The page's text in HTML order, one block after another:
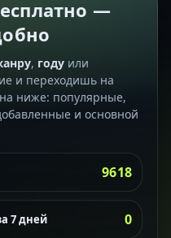
—
, году или
и переходишь на
ниже: популярные,
и основной
9618
7 дней 0